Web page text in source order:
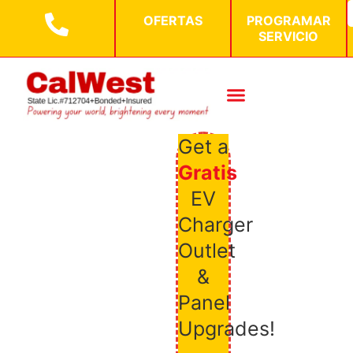
Buscar:
BOTÓN DE
OFERTAS
PROGRAMAR
SERVICIO
Get a
Gratis
EV
Charger
Outlet
&
Panel
Upgrades!